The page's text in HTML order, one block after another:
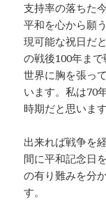
支持率の落ちた
平和を心から願
現可能な祝日だ
の戦後100年ま
世界に胸を張っ
います。私は70
時期だと思います
出来れば戦争を
間に平和記念日
の有り難みを分
す。